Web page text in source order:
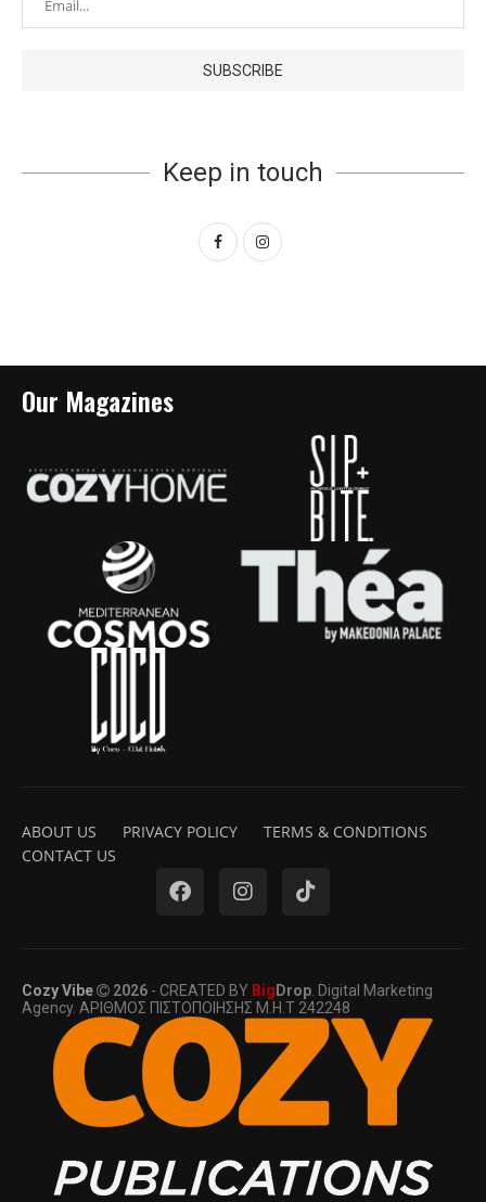
Keep in touch
Our Magazines
ABOUT US PRIVACY POLICY
TERMS & CONDITIONS
CONTACT US
Cozy Vibe 2026 - CREATED BY Big Drop. Digital Marketing
Agency. ΑΡΙΘΜΟΣ ΠΙΣΤΟΠΟΙΗΣΗΣ Μ.Η.Τ 242248